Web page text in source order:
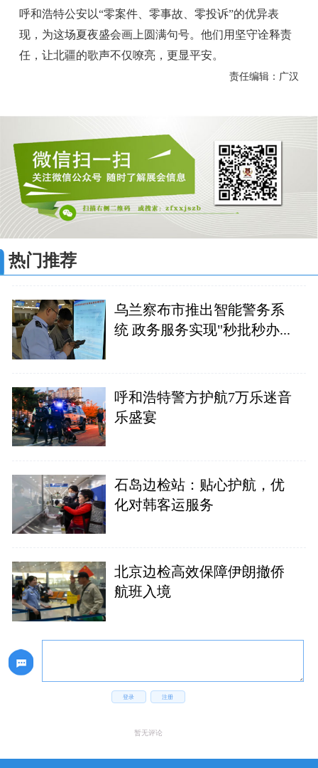
呼和浩特公安以“零案件、零事故、零投诉”的优异表
现，为这场夏夜盛会画上圆满句号。他们用坚守诠释责
任，让北疆的歌声不仅嘹亮，更显平安。
责任编辑：广汉
热门推荐
乌兰察布市推出智能警务系
统 政务服务实现"秒批秒办...
呼和浩特警方护航7万乐迷音
乐盛宴
石岛边检站：贴心护航，优
化对韩客运服务
北京边检高效保障伊朗撤侨
航班入境
登录 注册
暂无评论